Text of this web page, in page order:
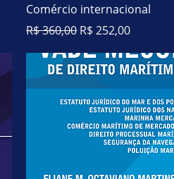
Comércio internacional
Preço normal
R$ 360,00 Preço promocional
R$ 252,00